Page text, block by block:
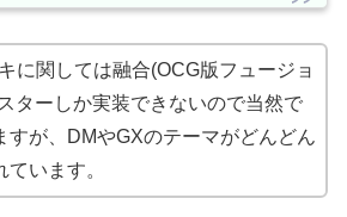
に関しては融合(OCG版フュージョ
ターしか実装できないので当然で
すが、DMやGXのテーマがどんどん
ています。